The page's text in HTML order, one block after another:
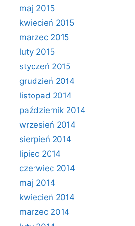
maj 2015
kwiecień 2015
marzec 2015
luty 2015
styczeń 2015
grudzień 2014
listopad 2014
październik 2014
wrzesień 2014
sierpień 2014
lipiec 2014
czerwiec 2014
maj 2014
kwiecień 2014
marzec 2014